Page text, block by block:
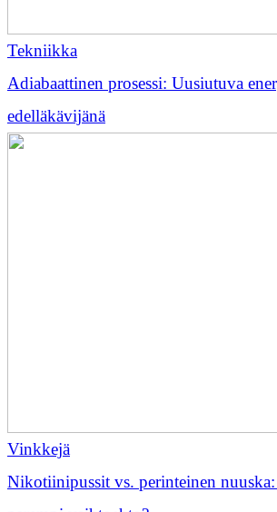
Tekniikka
Adiabaattinen prosessi: Uusiutuva
edelläkävijänä
Vinkkejä
Nikotiinipussit vs. perinteinen